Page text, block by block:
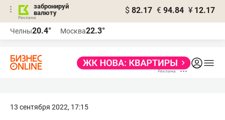
забронируй
валюту
$ 82.17 € 94.84 ¥ 12.17
Челны20.4° Москва22.3°
13 сентября 2022, 17:15